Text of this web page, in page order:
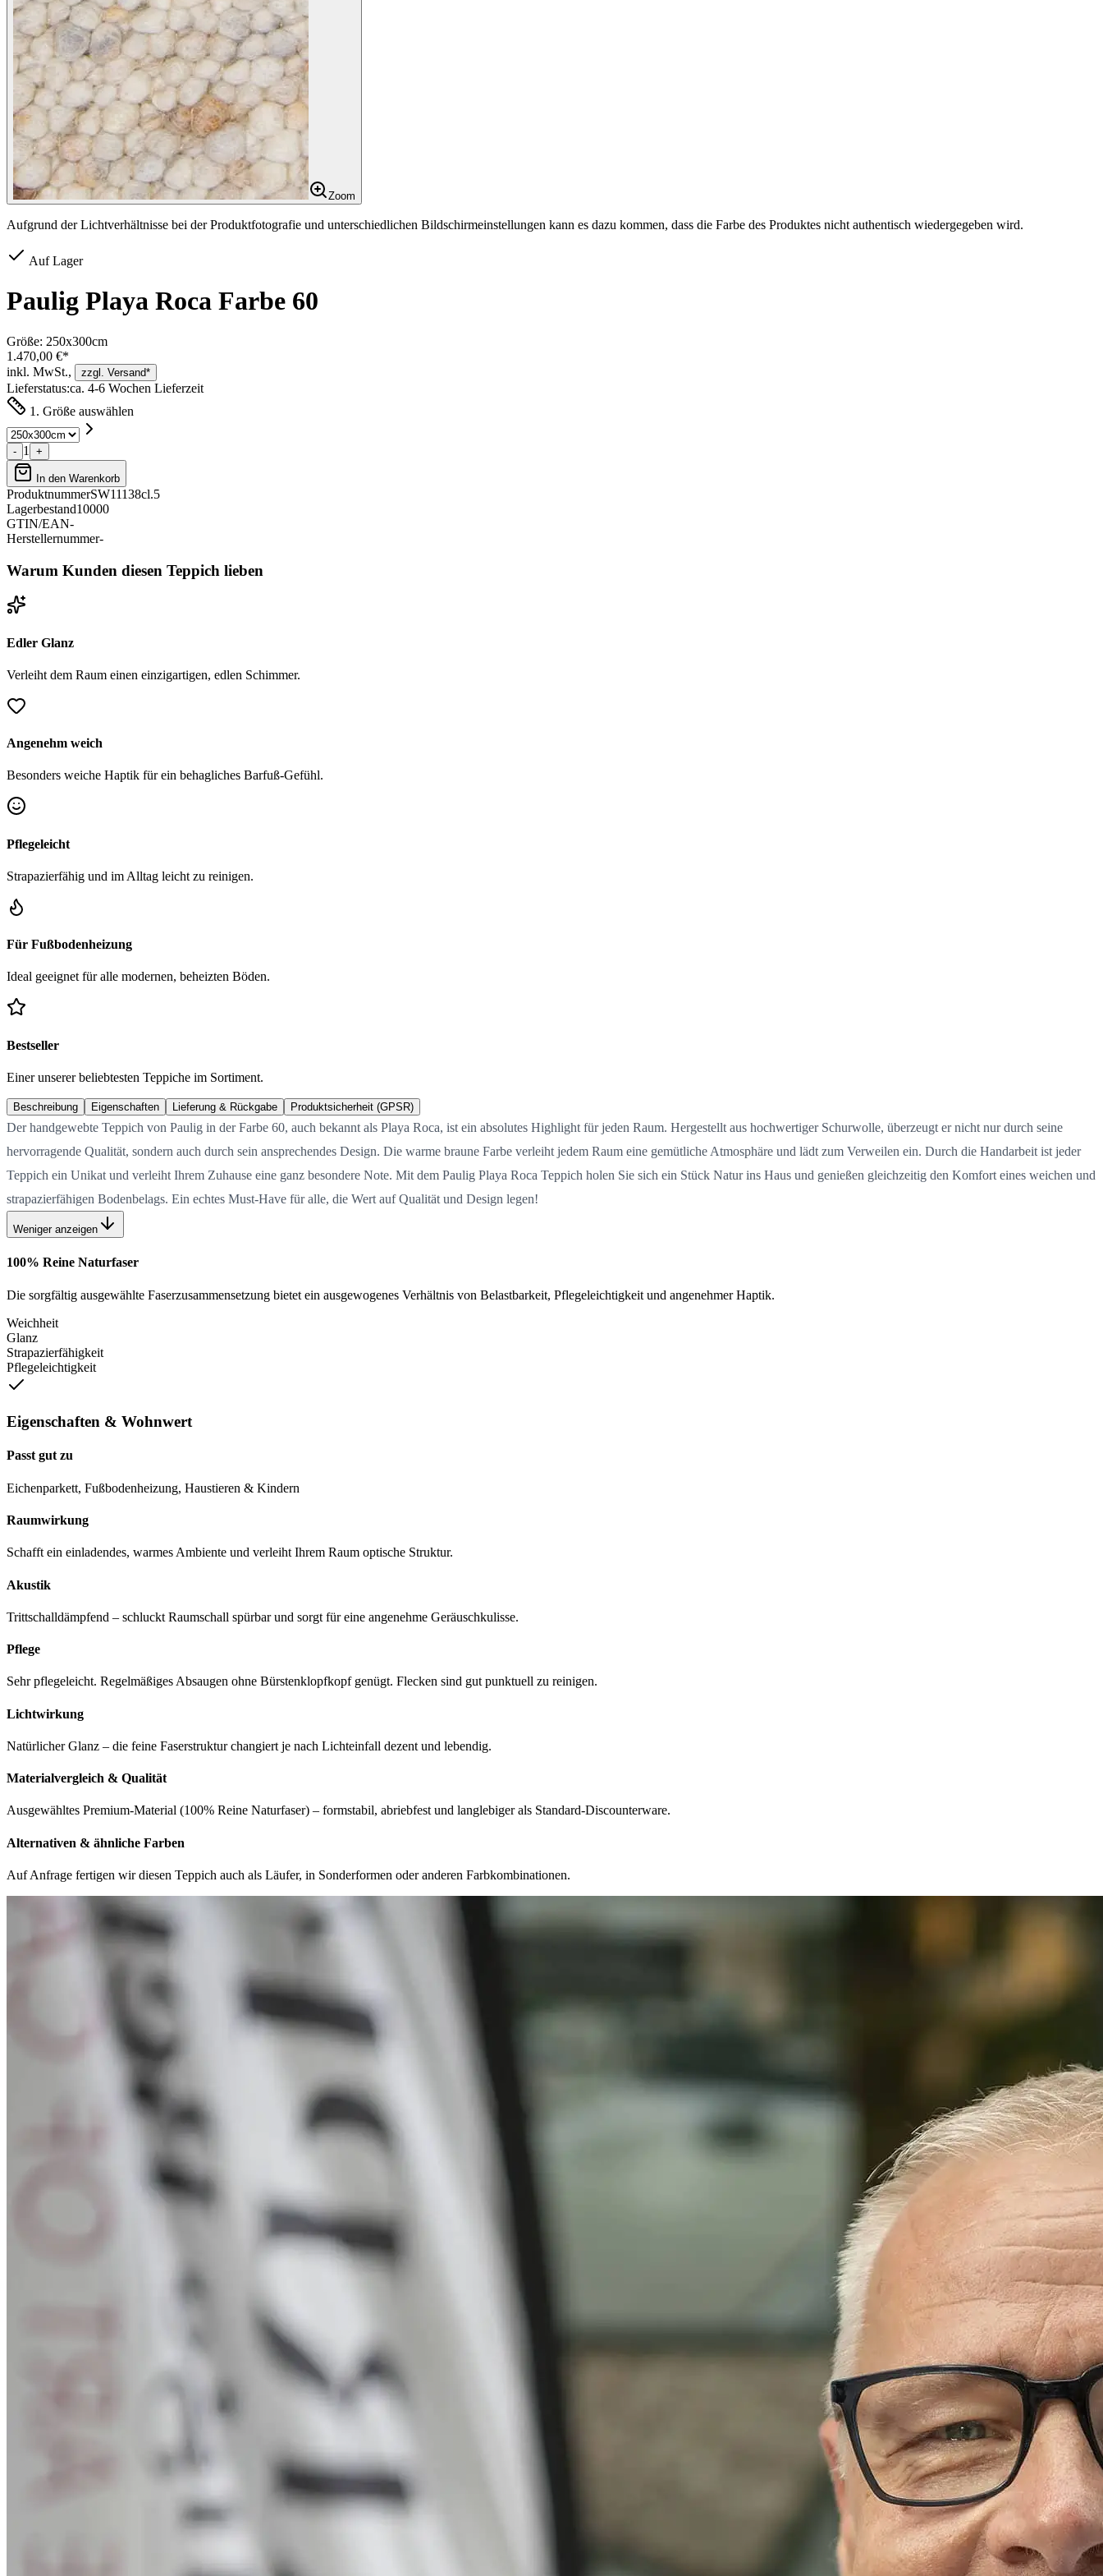
Zoom
Aufgrund der Lichtverhältnisse bei der Produktfotografie und unterschiedlichen Bildschirmeinstellungen kann es dazu kommen, dass die Farbe des Produktes nicht authentisch wiedergegeben wird.
Auf Lager
Paulig Playa Roca Farbe 60
Größe: 250x300cm
1.470,00 €*
inkl. MwSt.,
zzgl. Versand*
Lieferstatus:ca. 4-6 Wochen Lieferzeit
1. Größe auswählen
- 1 +
In den Warenkorb
ProduktnummerSW11138cl.5
Lagerbestand10000
GTIN/EAN-
Herstellernummer-
Warum Kunden diesen Teppich lieben
Edler Glanz
Verleiht dem Raum einen einzigartigen, edlen Schimmer.
Angenehm weich
Besonders weiche Haptik für ein behagliches Barfuß-Gefühl.
Pflegeleicht
Strapazierfähig und im Alltag leicht zu reinigen.
Für Fußbodenheizung
Ideal geeignet für alle modernen, beheizten Böden.
Bestseller
Einer unserer beliebtesten Teppiche im Sortiment.
Beschreibung Eigenschaften Lieferung & Rückgabe Produktsicherheit (GPSR)
Der handgewebte Teppich von Paulig in der Farbe 60, auch bekannt als Playa Roca, ist ein absolutes Highlight für jeden Raum. Hergestellt aus hochwertiger Schurwolle, überzeugt er nicht nur durch seine
hervorragende Qualität, sondern auch durch sein ansprechendes Design. Die warme braune Farbe verleiht jedem Raum eine gemütliche Atmosphäre und lädt zum Verweilen ein. Durch die Handarbeit ist jeder
Teppich ein Unikat und verleiht Ihrem Zuhause eine ganz besondere Note. Mit dem Paulig Playa Roca Teppich holen Sie sich ein Stück Natur ins Haus und genießen gleichzeitig den Komfort eines weichen und
strapazierfähigen Bodenbelags. Ein echtes Must-Have für alle, die Wert auf Qualität und Design legen!
Weniger anzeigen
100% Reine Naturfaser
Die sorgfältig ausgewählte Faserzusammensetzung bietet ein ausgewogenes Verhältnis von Belastbarkeit, Pflegeleichtigkeit und angenehmer Haptik.
Weichheit
Glanz
Strapazierfähigkeit
Pflegeleichtigkeit
Eigenschaften & Wohnwert
Passt gut zu
Eichenparkett, Fußbodenheizung, Haustieren & Kindern
Raumwirkung
Schafft ein einladendes, warmes Ambiente und verleiht Ihrem Raum optische Struktur.
Akustik
Trittschalldämpfend – schluckt Raumschall spürbar und sorgt für eine angenehme Geräuschkulisse.
Pflege
Sehr pflegeleicht. Regelmäßiges Absaugen ohne Bürstenklopfkopf genügt. Flecken sind gut punktuell zu reinigen.
Lichtwirkung
Natürlicher Glanz – die feine Faserstruktur changiert je nach Lichteinfall dezent und lebendig.
Materialvergleich & Qualität
Ausgewähltes Premium-Material (100% Reine Naturfaser) – formstabil, abriebfest und langlebiger als Standard-Discounterware.
Alternativen & ähnliche Farben
Auf Anfrage fertigen wir diesen Teppich auch als Läufer, in Sonderformen oder anderen Farbkombinationen.